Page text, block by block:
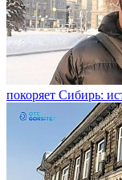
покоряет Сибирь: